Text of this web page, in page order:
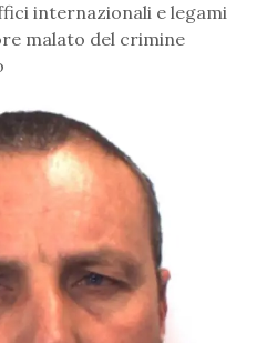
internazionali e legami
malato del crimine